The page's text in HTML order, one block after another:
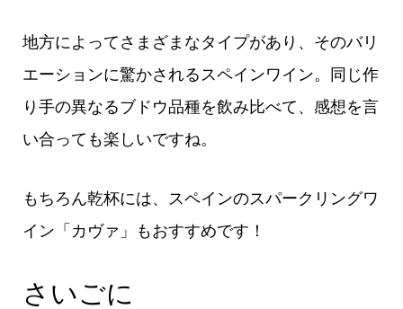
地方によってさまざまなタイプがあり、そのバリ
エーションに驚かされるスペインワイン。同じ作
り手の異なるブドウ品種を飲み比べて、感想を言
い合っても楽しいですね。
もちろん乾杯には、スペインのスパークリングワ
イン「カヴァ」もおすすめです！
さいごに